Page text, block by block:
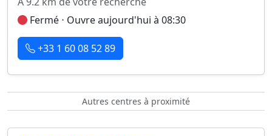
Fermé ⋅ Ouvre aujourd'hui à 08:30
+33 1 60 08 52 89
Autres centres à proximité